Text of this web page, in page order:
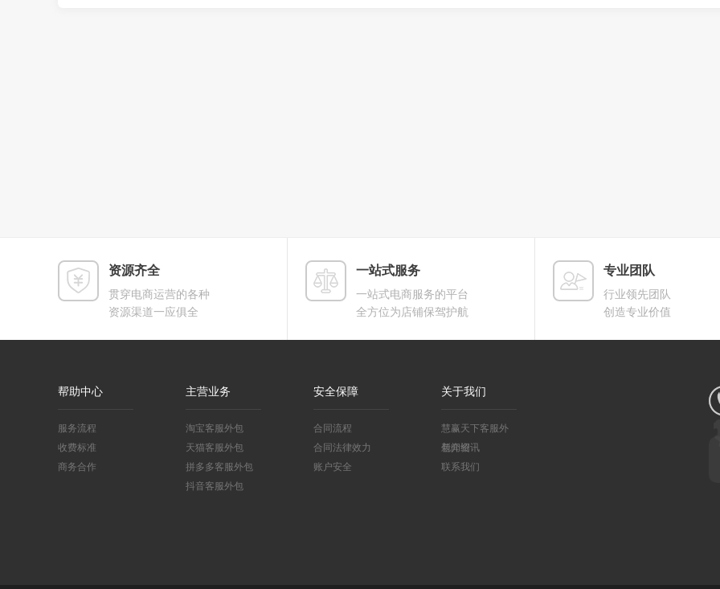
资源齐全
贯穿电商运营的各种
资源渠道一应俱全
一站式服务
一站式电商服务的平台
全方位为店铺保驾护航
专业团队
行业领先团队
创造专业价值
帮助中心
服务流程
收费标准
商务合作
主营业务
淘宝客服外包
天猫客服外包
拼多多客服外包
抖音客服外包
安全保障
合同流程
合同法律效力
账户安全
关于我们
慧赢天下客服外
包介绍
新闻资讯
联系我们